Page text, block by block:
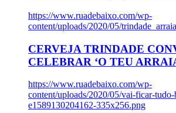
https://www.ruadebaixo.com/wp-
content/uploads/2020/05/
CERVEJA TRINDADE
CELEBRAR ‘O TEU
https://www.ruadebaixo.com/wp-
content/uploads/2020/05/vai-ficar-tudo-
e1589130204162-335x256.png